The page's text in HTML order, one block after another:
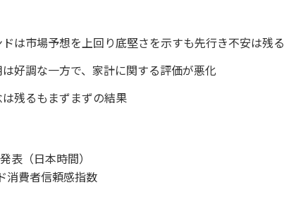
ドは市場予想を上回り底堅さを示すも先行き不安は残る
は好調な一方で、家計に関する評価が悪化
は残るもまずまずの結果
表（日本時間）
費者信頼感指数